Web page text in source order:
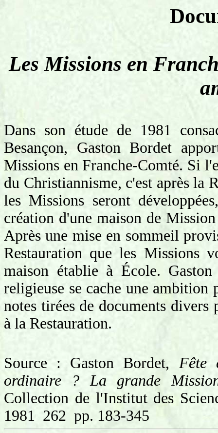
Les Missions en
Dans son étude de 1981
Besançon, Gaston Bordet
Missions en Franche-Comté. Si
du Christiannisme, c'est après la
les Missions seront
création d'une maison de
Après une mise en sommeil
Restauration que les Missions
maison établie à École.
religieuse se cache une
notes tirées de documents
à la Restauration.
Source : Gaston Bordet, Fête
ordinaire ? La grande
Collection de l'Institut des
1981 262 pp. 183-345